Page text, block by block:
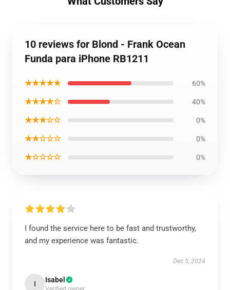
10 reviews for Blond - Frank Ocean
Funda para iPhone RB1211
★★★★★ 60%
★★★★☆ 40%
★★★☆☆ 0%
★★☆☆☆ 0%
★☆☆☆☆ 0%
I found the service here to be fast and trustworthy,
and my experience was fantastic.
Dec 5, 2024
I Isabel